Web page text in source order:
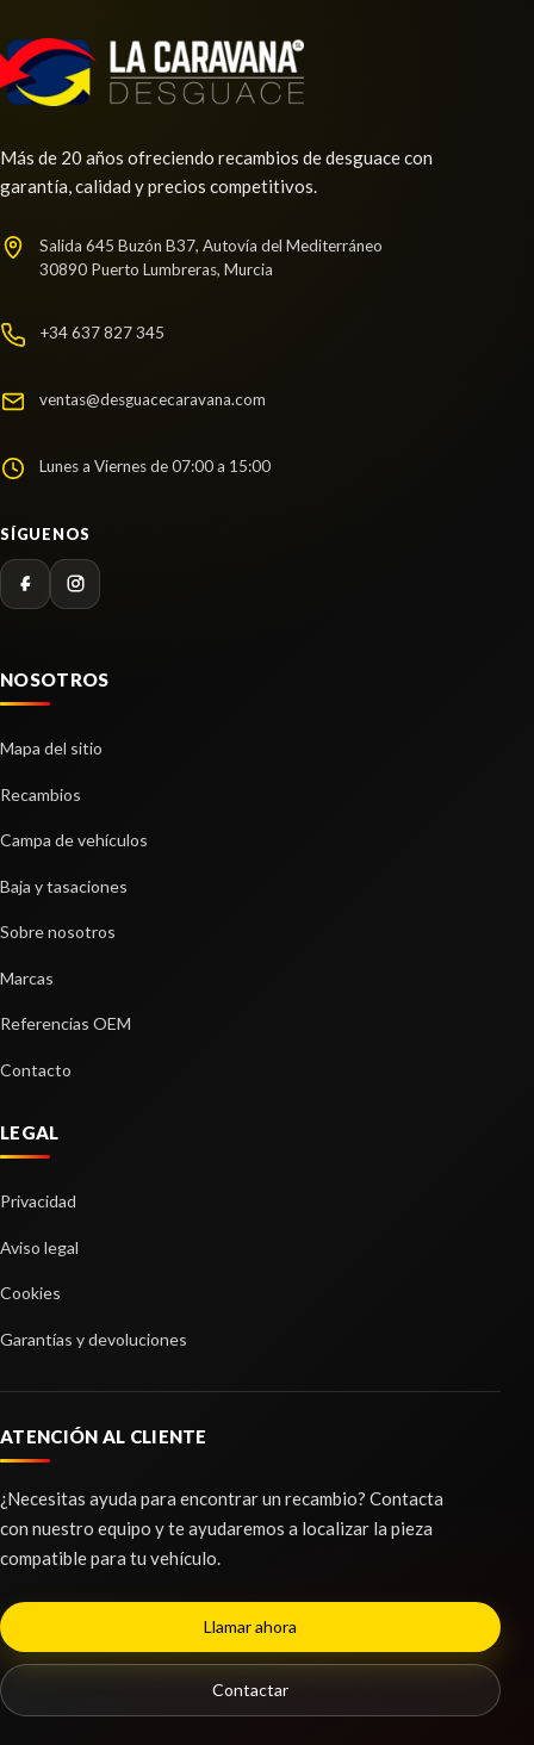
2289778 OEM: 9820471280 / 1610205580
Consultar
VOLANTE usado.
PEUGEOT 308 II (LB_, LP_, LW_, LH_, L3_) 1.2 THP
Ref: 2289779
1627638280
130
OEM: RHR / 1627638180 / 1627638280
AMORTIGUADOR TRASERO IZQUIERDO usado.
Ref: 2289743
BRAZO SUSPENSION DELANTERO
usado.
BRAZO SUSPENSION DELANTERO
IZQUIERDO
BRAZO SUSPENSION DELANTERO IZQUIERDO
usado.
PEUGEOT 308 II (LB_, LP_, LW_, LH_, L3_) 1.2 THP
Más de 20 años ofreciendo recambios de desguace con
garantía, calidad y precios competitivos.
Salida 645 Buzón B37, Autovía del Mediterráneo
30890 Puerto Lumbreras, Murcia
+34 637 827 345
ventas@desguacecaravana.com
Lunes a Viernes de 07:00 a 15:00
SÍGUENOS
NOSOTROS
Mapa del sitio
Recambios
Campa de vehículos
Baja y tasaciones
Sobre nosotros
Marcas
Referencias OEM
Contacto
LEGAL
Privacidad
Aviso legal
Cookies
Garantías y devoluciones
ATENCIÓN AL CLIENTE
¿Necesitas ayuda para encontrar un recambio? Contacta
con nuestro equipo y te ayudaremos a localizar la pieza
compatible para tu vehículo.
Llamar ahora
Contactar